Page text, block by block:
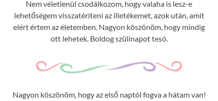
Nem véletlenül csodálkozom, hogy valaha is lesz-e
lehetőségem visszatéríteni az illetékemet, azok után, amit
elért értem az életemben. Nagyon köszönöm, hogy mindig
ott lehetek. Boldog szülinapot tesó.
Nagyon köszönöm, hogy az első naptól fogva a hátam van!